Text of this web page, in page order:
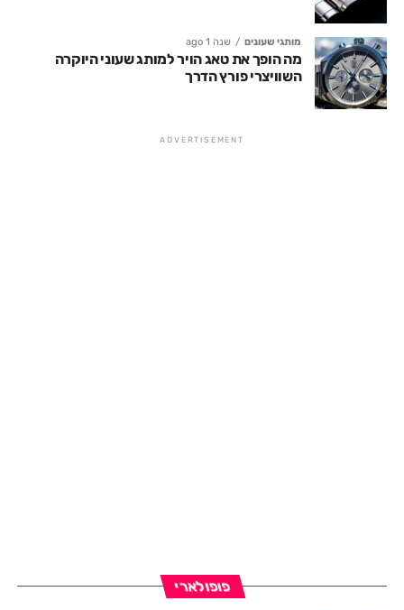
מותגי שעונים שנה 1 ago
מה הופך את טאג הויר למותג שעוני היוקרה
השוויצרי פורץ הדרך
ADVERTISEMENT
פופולארי